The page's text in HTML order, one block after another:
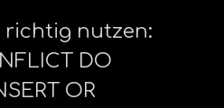
richtig nutzen:
DO
OR